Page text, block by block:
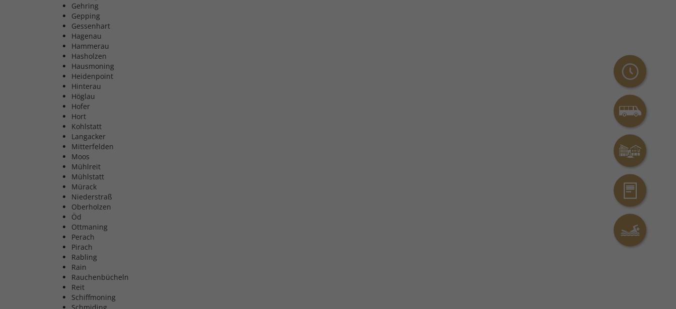
Öffnungszeiten
Rufbus
Das Rathaus
Kontakt
Erlebnisbad
Gehring
Gepping
Gessenhart
Hagenau
Hammerau
Hasholzen
Hausmoning
Heidenpoint
Hinterau
Höglau
Hofer
Hort
Kohlstatt
Langacker
Mitterfelden
Moos
Mühlreit
Mühlstatt
Mürack
Niederstraß
Oberholzen
Öd
Ottmaning
Perach
Pirach
Rabling
Rain
Rauchenbücheln
Reit
Schiffmoning